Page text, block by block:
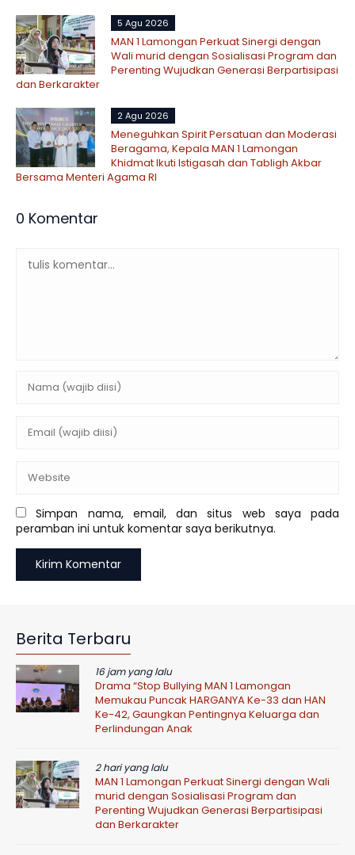
5 Agu 2026
MAN 1 Lamongan Perkuat Sinergi dengan
Wali murid dengan Sosialisasi Program dan
Perenting Wujudkan Generasi Berpartisipasi
dan Berkarakter
2 Agu 2026
Meneguhkan Spirit Persatuan dan Moderasi
Beragama, Kepala MAN 1 Lamongan
Khidmat Ikuti Istigasah dan Tabligh Akbar
Bersama Menteri Agama RI
0 Komentar
Simpan nama, email, dan situs web saya pada
peramban ini untuk komentar saya berikutnya.
Berita Terbaru
16 jam yang lalu
Drama “Stop Bullying MAN 1 Lamongan
Memukau Puncak HARGANYA Ke-33 dan HAN
Ke-42, Gaungkan Pentingnya Keluarga dan
Perlindungan Anak
2 hari yang lalu
MAN 1 Lamongan Perkuat Sinergi dengan Wali
murid dengan Sosialisasi Program dan
Perenting Wujudkan Generasi Berpartisipasi
dan Berkarakter